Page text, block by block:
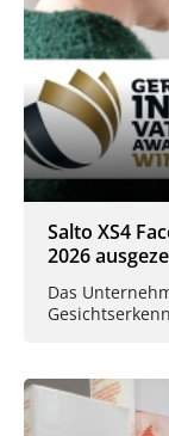
Salto XS4
2026
Das